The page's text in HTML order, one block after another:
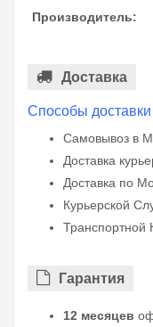
Производитель:
Доставка
Способы
Самовывоз в
Доставка
Доставка по
Курьерской
Транспортной
Гарантия
12 месяцев